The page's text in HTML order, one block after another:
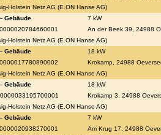
Holstein Netz AG (E.ON Hanse AG)
Gebäude
7 kW
An der Beek 39, 24988
Holstein Netz AG (E.ON Hanse AG)
Gebäude
18 kW
Krokamp, 24988
Holstein Netz AG (E.ON Hanse AG)
Gebäude
18 kW
Krokamp 3, 24988
Holstein Netz AG (E.ON Hanse AG)
Gebäude
7 kW
Am Krug 17, 24988